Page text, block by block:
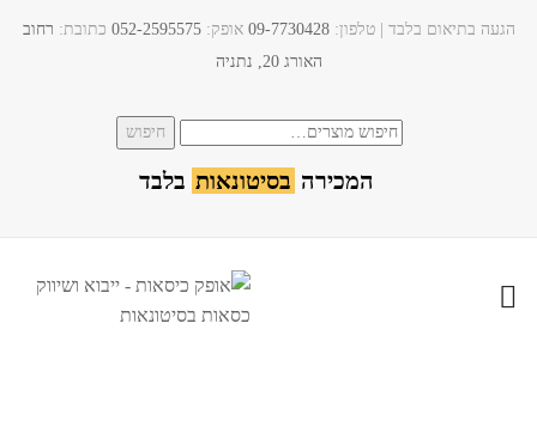
הגעה בתיאום בלבד | טלפון:​09-7730428 אופק:052-2595575 כתובת: רחוב
האורג 20, נתניה
חיפוש
חיפוש
המכירה בסיטונאות בלבד